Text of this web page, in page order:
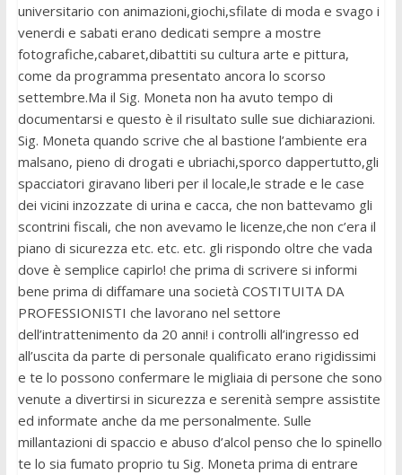
universitario con animazioni,giochi,sfilate di moda e svago i
venerdi e sabati erano dedicati sempre a mostre
fotografiche,cabaret,dibattiti su cultura arte e pittura,
come da programma presentato ancora lo scorso
settembre.Ma il Sig. Moneta non ha avuto tempo di
documentarsi e questo è il risultato sulle sue dichiarazioni.
Sig. Moneta quando scrive che al bastione l’ambiente era
malsano, pieno di drogati e ubriachi,sporco dappertutto,gli
spacciatori giravano liberi per il locale,le strade e le case
dei vicini inzozzate di urina e cacca, che non battevamo gli
scontrini fiscali, che non avevamo le licenze,che non c’era il
piano di sicurezza etc. etc. etc. gli rispondo oltre che vada
dove è semplice capirlo! che prima di scrivere si informi
bene prima di diffamare una società COSTITUITA DA
PROFESSIONISTI che lavorano nel settore
dell’intrattenimento da 20 anni! i controlli all’ingresso ed
all’uscita da parte di personale qualificato erano rigidissimi
e te lo possono confermare le migliaia di persone che sono
venute a divertirsi in sicurezza e serenità sempre assistite
ed informate anche da me personalmente. Sulle
millantazioni di spaccio e abuso d’alcol penso che lo spinello
te lo sia fumato proprio tu Sig. Moneta prima di entrare